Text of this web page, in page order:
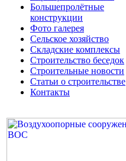
Большепролётные
конструкции
Фото галерея
Сельское хозяйство
Складские комплексы
Строительство беседок
Строительные новости
Статьи о строительстве
Контакты